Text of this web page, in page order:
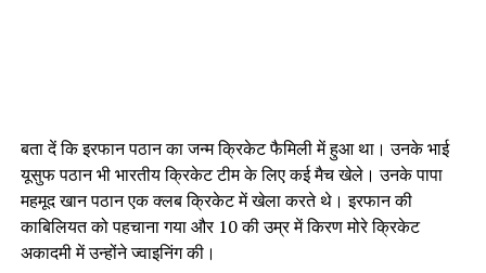
बता दें कि इरफान पठान का जन्म क्रिकेट फैमिली में हुआ था। उनके भाई
यूसुफ पठान भी भारतीय क्रिकेट टीम के लिए कई मैच खेले। उनके पापा
महमूद खान पठान एक क्लब क्रिकेट में खेला करते थे। इरफान की
काबिलियत को पहचाना गया और 10 की उम्र में किरण मोरे क्रिकेट
अकादमी में उन्होंने ज्वाइनिंग की।